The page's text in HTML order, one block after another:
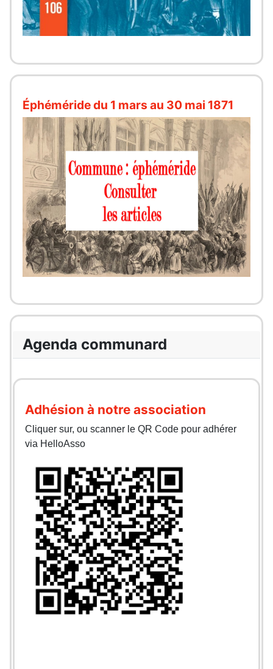
Éphéméride du 1 mars au 30 mai 1871
Agenda communard
Adhésion à notre association
Cliquer sur, ou scanner le QR Code pour adhérer
via HelloAsso